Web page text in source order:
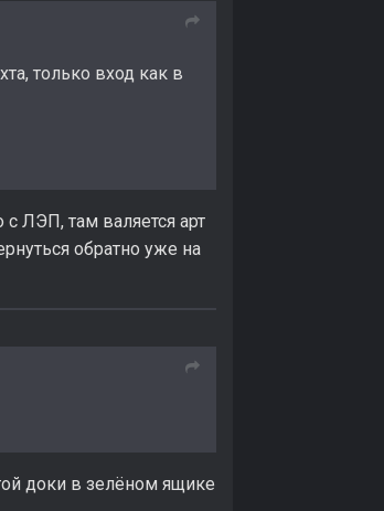
только вход как в
с ЛЭП, там валяется арт
обратно уже на
доки в зелёном ящике